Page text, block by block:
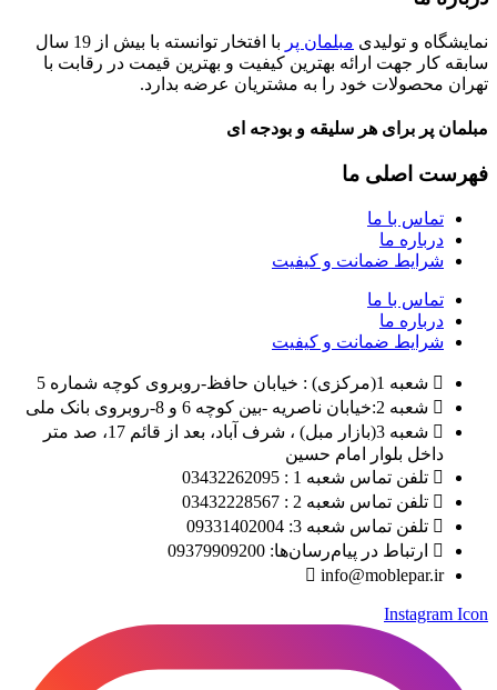
نمایشگاه و تولیدی مبلمان پر
با افتخار توانسته با بیش از 19 سال
سابقه کار جهت ارائه بهترین کیفیت و بهترین قیمت در رقابت با
تهران محصولات خود را به مشتریان عرضه بدارد.
مبلمان پر برای هر سلیقه و بودجه ای
فهرست اصلی ما
تماس با ما
درباره ما
شرایط ضمانت و کیفیت
تماس با ما
درباره ما
شرایط ضمانت و کیفیت
شعبه 1(مرکزی) : خیابان حافظ-روبروی کوچه شماره 5
شعبه 2:خیابان ناصریه -بین کوچه 6 و 8-روبروی بانک ملی
شعبه 3(بازار مبل) ، شرف آباد، بعد از قائم 17، صد متر
داخل بلوار امام حسین
تلفن تماس شعبه 1 : 03432262095
تلفن تماس شعبه 2 : 03432228567
تلفن تماس شعبه 3: 09331402004
ارتباط در پیام‌رسان‌ها: 09379909200
info@moblepar.ir
Instagram Icon